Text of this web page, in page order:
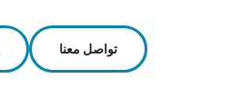
تواصل معنا